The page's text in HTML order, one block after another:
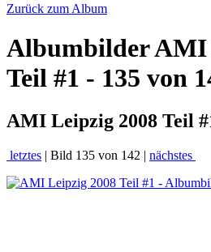
Zurück zum Album
AlbumbilderAMI
Teil #1 - 135 von
AMI Leipzig 2008 Teil
letztes | Bild 135 von 142 | nächstes